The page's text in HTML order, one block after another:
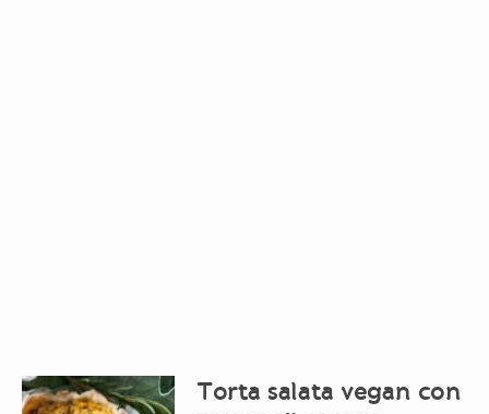
Torta salata vegan con